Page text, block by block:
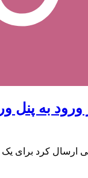
به پنل
ارسال کرد برای